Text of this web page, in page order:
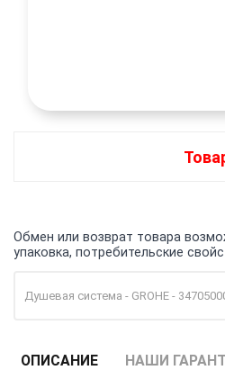
Обмен или возврат товара
упаковка, потребительские
Душевая система - GROHE -
ОПИСАНИЕ НАШИ